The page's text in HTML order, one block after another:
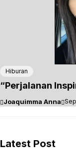
Hiburan
“Perjalanan
Joaquimma Anna
Latest Post